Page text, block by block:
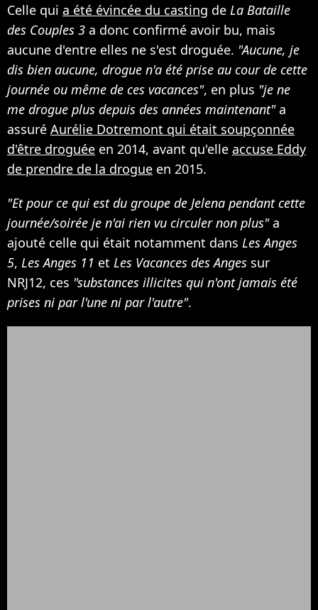
Celle qui a été évincée du casting de La Bataille
des Couples 3 a donc confirmé avoir bu, mais
aucune d'entre elles ne s'est droguée. "Aucune, je
dis bien aucune, drogue n'a été prise au cour de cette
journée ou même de ces vacances", en plus "je ne
me drogue plus depuis des années maintenant"a
assuré Aurélie Dotremont qui était soupçonnée
d'être droguée en 2014, avant qu'elle accuse Eddy
de prendre de la drogue en 2015.
"Et pour ce qui est du groupe de Jelena pendant cette
journée/soirée je n'ai rien vu circuler non plus"a
ajouté celle qui était notamment dans Les Anges
5, Les Anges 11 et Les Vacances des Anges sur
NRJ12, ces "substances illicites qui n'ont jamais été
prises ni par l'une ni par l'autre".